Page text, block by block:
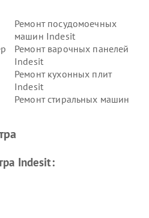
Ремонт посудомоечных
машин Indesit
Ремонт варочных панелей
Indesit
Ремонт кухонных плит
Indesit
Ремонт стиральных машин
Indesit
Indesit: